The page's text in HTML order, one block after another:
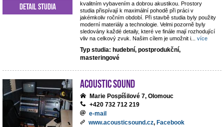
kvalitním vybavením a dobrou akustikou. Prostory
studia přispívají k maximální pohodě při práci v
jakémkoliv ročním období. Při stavbě studia byly použity
moderní materiály a technologie. Velmi pozorně byly
sledovány každé detaily, které ve finále mají rozhodující
vliv na celkový zvuk. Našim cílem je umožnit i
více
Typ studia: hudební, postprodukční,
masteringové
Detail studia
Acoustic Sound
Marie Pospíšilové 7, Olomouc
+420 732 712 219
e-mail
www.acousticsound.cz, Facebook